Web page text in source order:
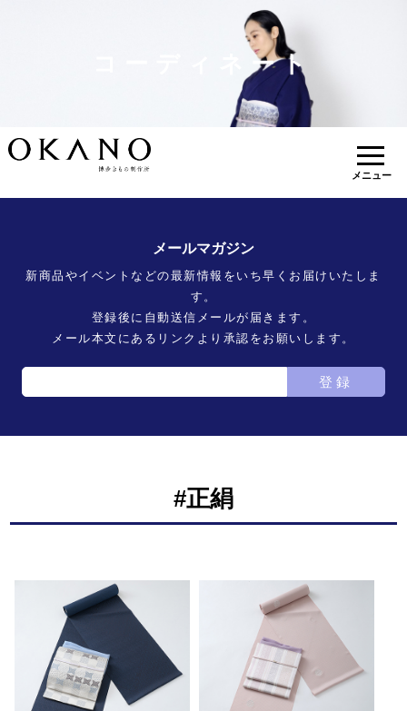
コーディネート
メニュー
メールマガジン
新商品やイベントなどの最新情報をいち早くお届けいたしま
す。
登録後に自動送信メールが届きます。
メール本文にあるリンクより承認をお願いします。
登録
#正絹